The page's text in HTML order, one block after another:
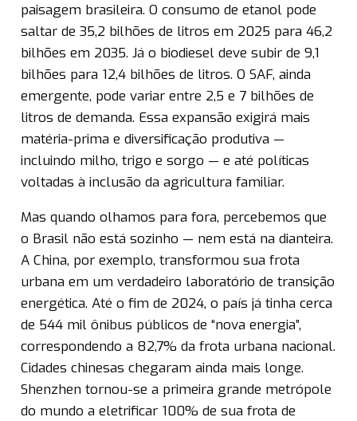
paisagem brasileira. O consumo de etanol pode
saltar de 35,2 bilhões de litros em 2025 para 46,2
bilhões em 2035. Já o biodiesel deve subir de 9,1
bilhões para 12,4 bilhões de litros. O SAF, ainda
emergente, pode variar entre 2,5 e 7 bilhões de
litros de demanda. Essa expansão exigirá mais
matéria-prima e diversificação produtiva —
incluindo milho, trigo e sorgo — e até políticas
voltadas à inclusão da agricultura familiar.
Mas quando olhamos para fora, percebemos que
o Brasil não está sozinho — nem está na dianteira.
A China, por exemplo, transformou sua frota
urbana em um verdadeiro laboratório de transição
energética. Até o fim de 2024, o país já tinha cerca
de 544 mil ônibus públicos de “nova energia”,
correspondendo a 82,7% da frota urbana nacional.
Cidades chinesas chegaram ainda mais longe.
Shenzhen tornou-se a primeira grande metrópole
do mundo a eletrificar 100% de sua frota de